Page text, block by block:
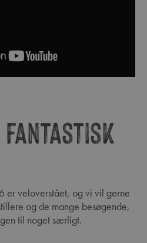
fantastisk
er veloverstået, og vi vil gerne
og de mange besøgende,
til noget særligt.